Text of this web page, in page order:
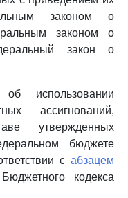
законом о
законом о
закон о
использовании
ассигнований,
утвержденных
бюджете
с абзацем
кодекса